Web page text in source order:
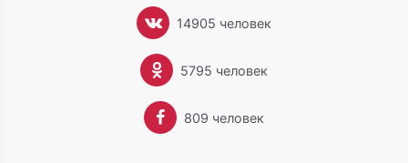
14905 человек
5795 человек
809 человек